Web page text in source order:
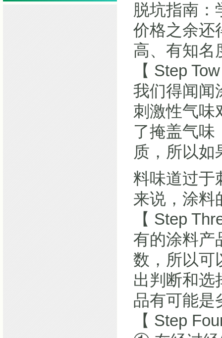
脱坑指南：
价格之余还
高、有知名
【 Step
我们得闻闻
刺激性气味
了掩盖气味
质，所以如
料味道过于
来说，涂料
【 Step
有的涂料产
数，所以可
出判断和选
品有可能是
【 Step